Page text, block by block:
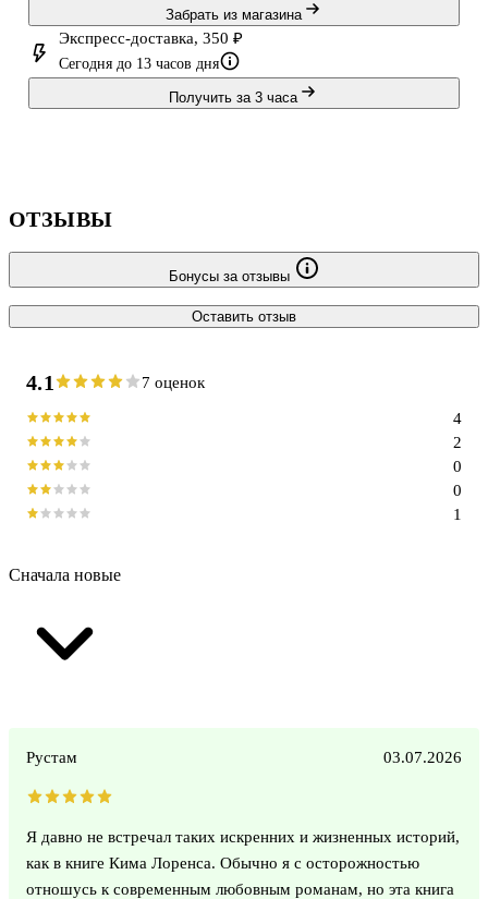
Забрать из магазина
Экспресс-доставка, 350 ₽
Сегодня до 13 часов дня
Получить за 3 часа
ОТЗЫВЫ
Бонусы за отзывы
Оставить отзыв
4.1 7 оценок
1
0
0
2
4
Сначала новые
Рустам 03.07.2026
Я давно не встречал таких искренних и жизненных историй,
как в книге Кима Лоренса. Обычно я с осторожностью
отношусь к современным любовным романам, но эта книга